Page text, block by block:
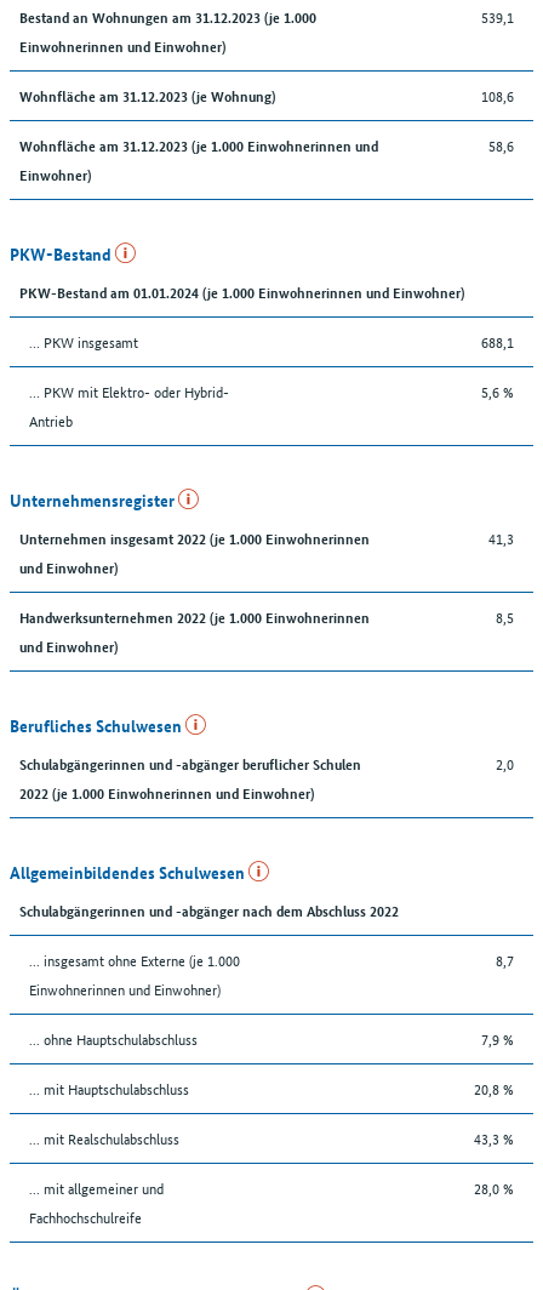
Bestand an Wohnungen am 31.12.2023 (je 1.000
Einwohnerinnen und Einwohner)
539,1
Wohnfläche am 31.12.2023 (je Wohnung) 108,6
Wohnfläche am 31.12.2023 (je 1.000 Einwohnerinnen und
Einwohner)
58,6
PKW-Bestand
PKW-Bestand am 01.01.2024 (je 1.000 Einwohnerinnen und Einwohner)
… PKW insgesamt 688,1
… PKW mit Elektro- oder Hybrid-
Antrieb
5,6 %
Unternehmensregister
Unternehmen insgesamt 2022 (je 1.000 Einwohnerinnen
und Einwohner)
41,3
Handwerksunternehmen 2022 (je 1.000 Einwohnerinnen
und Einwohner)
8,5
Berufliches Schulwesen
Schulabgängerinnen und -abgänger beruflicher Schulen
2022 (je 1.000 Einwohnerinnen und Einwohner)
2,0
Allgemeinbildendes Schulwesen
Schulabgängerinnen und -abgänger nach dem Abschluss 2022
... insgesamt ohne Externe (je 1.000
Einwohnerinnen und Einwohner)
8,7
... ohne Hauptschulabschluss 7,9 %
... mit Hauptschulabschluss 20,8 %
... mit Realschulabschluss 43,3 %
... mit allgemeiner und
Fachhochschulreife
28,0 %